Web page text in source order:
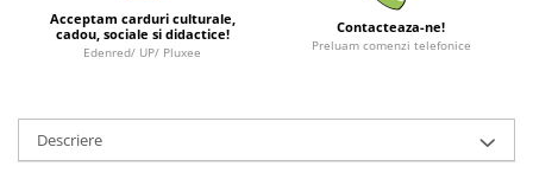
Fesuri
Minecraft
Carnetele
Acceptam carduri culturale,
cadou, sociale si didactice!
Edenred/ UP/ Pluxee
Contacteaza-ne!
Preluam comenzi telefonice
Descriere